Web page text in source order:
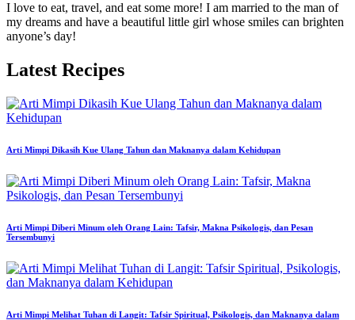
I love to eat, travel, and eat some more! I am married to the man of
my dreams and have a beautiful little girl whose smiles can brighten
anyone’s day!
Latest Recipes
Arti Mimpi Dikasih Kue Ulang Tahun dan Maknanya dalam Kehidupan
Arti Mimpi Diberi Minum oleh Orang Lain: Tafsir, Makna Psikologis, dan Pesan
Tersembunyi
Arti Mimpi Melihat Tuhan di Langit: Tafsir Spiritual, Psikologis, dan Maknanya dalam